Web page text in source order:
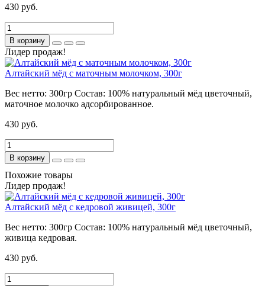
430 руб.
В корзину
Лидер продаж!
Алтайский мёд с маточным молочком, 300г
Вес нетто: 300гр Состав: 100% натуральный мёд цветочный,
маточное молочко адсорбированное.
430 руб.
В корзину
Похожие товары
Лидер продаж!
Алтайский мёд с кедровой живицей, 300г
Вес нетто: 300гр Состав: 100% натуральный мёд цветочный,
живица кедровая.
430 руб.